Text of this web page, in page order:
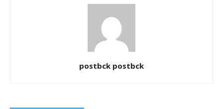
postbck postbck